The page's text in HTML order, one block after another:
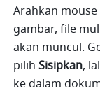
Arahkan
gambar, file
akan muncul.
pilih Sisipkan,
ke dalam